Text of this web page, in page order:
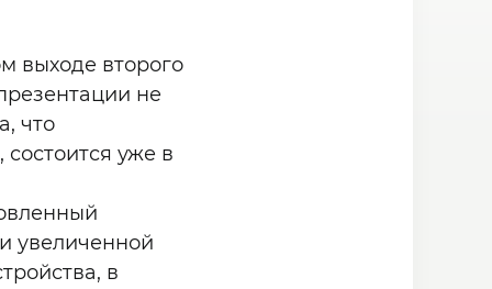
выходе второго
не
что
уже в
увеличенной
в